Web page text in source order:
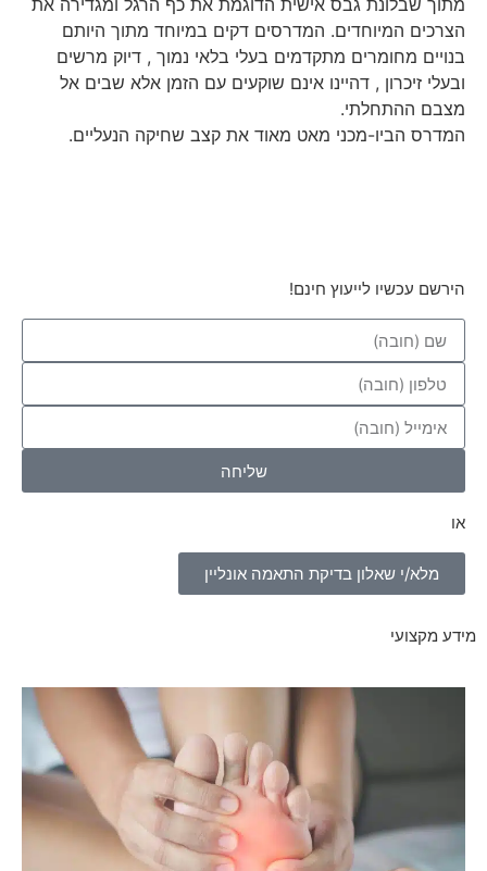
הצרכים המיוחדים. המדרסים דקים במיוחד מתוך היותם
בנויים מחומרים מתקדמים בעלי בלאי נמוך , דיוק מרשים
ובעלי זיכרון , דהיינו אינם שוקעים עם הזמן אלא שבים אל
מצבם ההתחלתי.
המדרס הביו-מכני מאט מאוד את קצב שחיקה הנעליים.
הירשם עכשיו לייעוץ חינם!
שליחה
או
מלא/י שאלון בדיקת התאמה אונליין
מידע מקצועי